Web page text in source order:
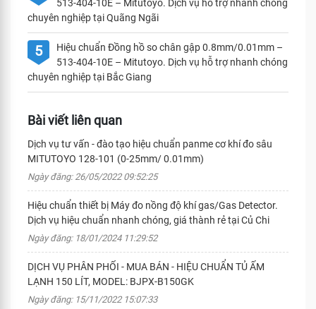
513-404-10E – Mitutoyo. Dịch vụ hỗ trợ nhanh chóng
chuyên nghiệp tại Quãng Ngãi
5
Hiệu chuẩn Đồng hồ so chân gập 0.8mm/0.01mm –
513-404-10E – Mitutoyo. Dịch vụ hỗ trợ nhanh chóng
chuyên nghiệp tại Bắc Giang
Bài viết liên quan
Dịch vụ tư vấn - đào tạo hiệu chuẩn panme cơ khí đo sâu
MITUTOYO 128-101 (0-25mm/ 0.01mm)
Ngày đăng: 26/05/2022 09:52:25
Hiệu chuẩn thiết bị Máy đo nồng độ khí gas/Gas Detector.
Dịch vụ hiệu chuẩn nhanh chóng, giá thành rẻ tại Củ Chi
Ngày đăng: 18/01/2024 11:29:52
DỊCH VỤ PHÂN PHỐI - MUA BÁN - HIỆU CHUẨN TỦ ẤM
LẠNH 150 LÍT, MODEL: BJPX-B150GK
Ngày đăng: 15/11/2022 15:07:33